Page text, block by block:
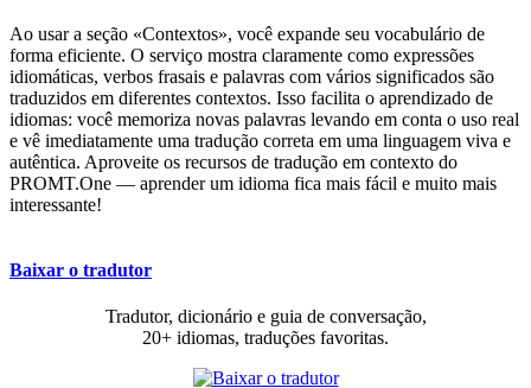
Ao usar a seção «Contextos», você expande seu vocabulário de
forma eficiente. O serviço mostra claramente como expressões
idiomáticas, verbos frasais e palavras com vários significados são
traduzidos em diferentes contextos. Isso facilita o aprendizado de
idiomas: você memoriza novas palavras levando em conta o uso real
e vê imediatamente uma tradução correta em uma linguagem viva e
autêntica. Aproveite os recursos de tradução em contexto do
PROMT.One — aprender um idioma fica mais fácil e muito mais
interessante!
Baixar o tradutor
Tradutor, dicionário e guia de conversação,
20+ idiomas, traduções favoritas.